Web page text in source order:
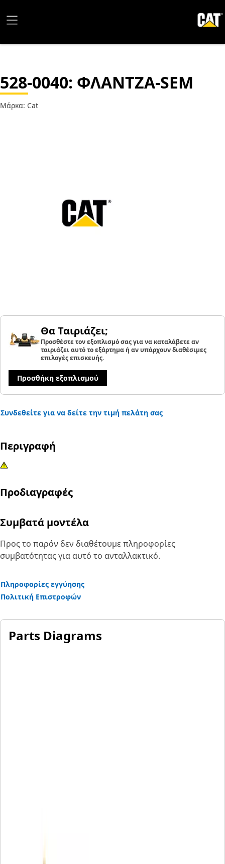
528-0040: ΦΛΑΝΤΖΑ-SEM
Μάρκα: Cat
Θα Ταιριάζει;
Προσθέστε τον εξοπλισμό σας για να καταλάβετε αν
ταιριάζει αυτό το εξάρτημα ή αν υπάρχουν διαθέσιμες
επιλογές επισκευής.
Προσθήκη εξοπλισμού
Συνδεθείτε για να δείτε την τιμή πελάτη σας
Περιγραφή
Προδιαγραφές
Συμβατά μοντέλα
Προς το παρόν δεν διαθέτουμε πληροφορίες
συμβατότητας για αυτό το ανταλλακτικό.
Πληροφορίες εγγύησης
Πολιτική Επιστροφών
Parts Diagrams